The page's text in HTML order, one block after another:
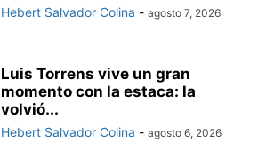
Hebert Salvador Colina - agosto 7, 2026
Luis Torrens vive un gran
momento con la estaca: la
volvió...
Hebert Salvador Colina - agosto 6, 2026